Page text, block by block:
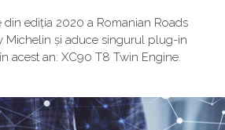
ediția 2020 a Romanian Roads
Michelin și aduce singurul plug-in
acest an: XC90 T8 Twin Engine.